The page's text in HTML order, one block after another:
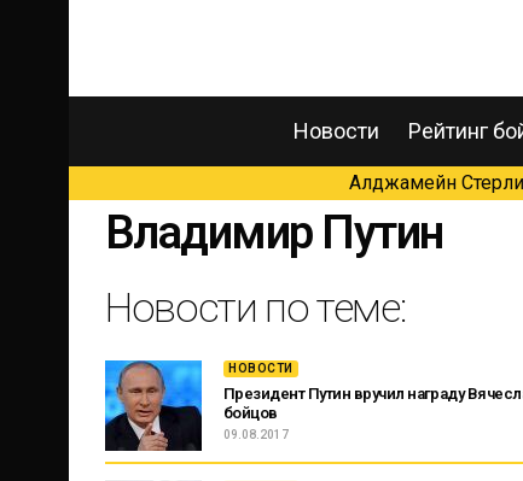
Новости Рейтинг
Алджамейн
Владимир Путин
Новости по теме:
НОВОСТИ
Президент Путин вручил награду
бойцов
09.08.2017